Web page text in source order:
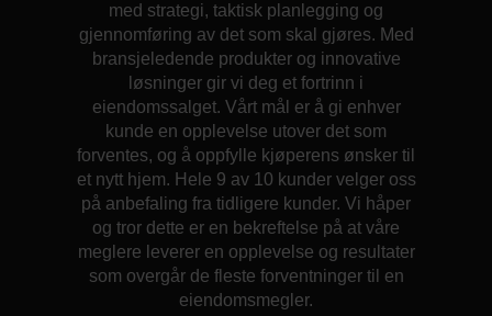
med strategi, taktisk planlegging og
gjennomføring av det som skal gjøres. Med
bransjeledende produkter og innovative
løsninger gir vi deg et fortrinn i
eiendomssalget. Vårt mål er å gi enhver
kunde en opplevelse utover det som
forventes, og å oppfylle kjøperens ønsker til
et nytt hjem. Hele 9 av 10 kunder velger oss
på anbefaling fra tidligere kunder. Vi håper
og tror dette er en bekreftelse på at våre
meglere leverer en opplevelse og resultater
som overgår de fleste forventninger til en
eiendomsmegler.